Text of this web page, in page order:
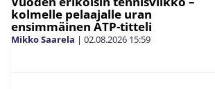
kolmelle pelaajalle uran
ensimmäinen ATP-titteli
Mikko Saarela | 02.08.2026 15:59